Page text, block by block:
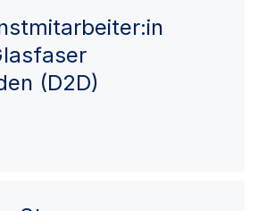
(D2D)